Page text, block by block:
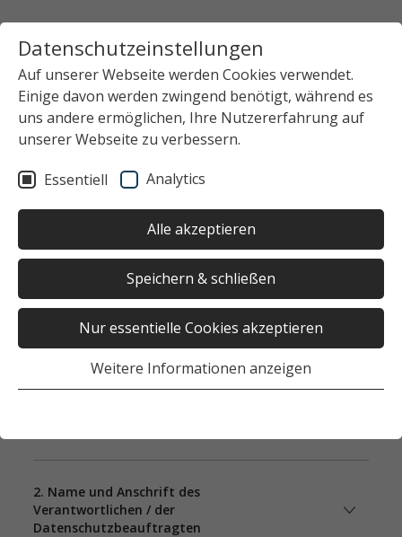
Datenschutzeinstellungen
Auf unserer Webseite werden Cookies verwendet.
Einige davon werden zwingend benötigt, während es
uns andere ermöglichen, Ihre Nutzererfahrung auf
unserer Webseite zu verbessern.
Essentiell Analytics
Alle akzeptieren
Speichern & schließen
Nur essentielle Cookies akzeptieren
Weitere Informationen anzeigen
Startseite Studierendenwerk Hamburg Datenschutz
Datenschutz
Datenschutzhinweise Allgemein
Allgemeines
2. Name und Anschrift des
Verantwortlichen / der
Datenschutzbeauftragten